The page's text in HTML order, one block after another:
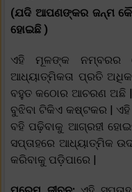
(ଯଦି ଆପଣଙ୍କର ଜନ୍ମ
ହୋଇଛି )
ଏହି ମୂଳଙ୍କ ନମ୍ବରର
ଆଧ୍ୟାତ୍ମିକତା ପ୍ରତି
ବହୁତ କଠୋର ଆଚରଣ ଅଛି |
ବୁଝିବା ଟିକିଏ କଷ୍ଟକର |
ବହି ପଢ଼ିବାକୁ ଆଗ୍ରହୀ
ସପ୍ତାହରେ ଆଧ୍ୟାତ୍ମିକ
କରିବାକୁ ପଡ଼ିପାରେ |